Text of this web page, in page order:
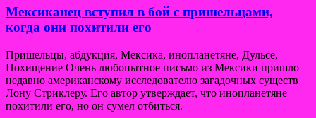
Мексиканец вступил в бой с пришельцами,
когда они похитили его
Пришельцы, абдукция, Мексика, инопланетяне, Дульсе,
Похищение Очень любопытное письмо из Мексики пришло
недавно американскому исследователю загадочных существ
Лону Стриклеру. Его автор утверждает, что инопланетяне
похитили его, но он сумел отбиться.